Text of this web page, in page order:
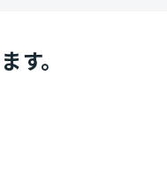
す。